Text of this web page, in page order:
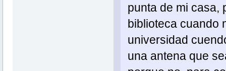
punta de mi casa,
biblioteca cuando
universidad
una antena que